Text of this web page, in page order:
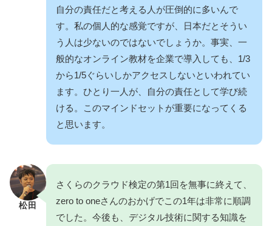
自分の責任だと考える人が圧倒的に多いんで
す。私の個人的な感覚ですが、日本だとそうい
う人は少ないのではないでしょうか。事実、一
般的なオンライン教材を企業で導入しても、1/3
から1/5ぐらいしかアクセスしないといわれてい
ます。ひとり一人が、自分の責任として学び続
ける。このマインドセットが重要になってくる
と思います。
松田
さくらのクラウド検定の第1回を無事に終えて、
zero to oneさんのおかげでこの1年は非常に順調
でした。今後も、デジタル技術に関する知識を